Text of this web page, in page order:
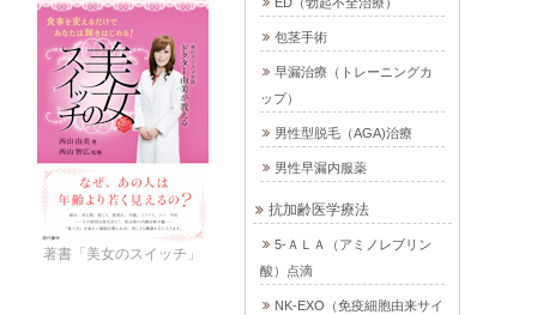
ED（勃起不全治療）
包茎手術
早漏治療（トレーニングカ
ップ）
男性型脱毛（AGA)治療
男性早漏内服薬
抗加齢医学療法
5-ＡＬＡ（アミノレブリン
酸）点滴
NK-EXO（免疫細胞由来サイ
著書「美女のスイッチ」